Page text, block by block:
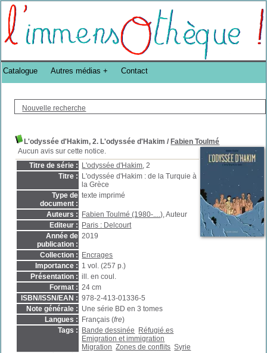
Bibliothèque DoucheFLUX Bibliotheek -->
Nouvelle recherche
L'odyssée d'Hakim, 2. L'odyssée d'Hakim / Fabien Toulmé
Aucun avis sur cette notice.
Titre de série :
L'odyssée d'Hakim, 2
Titre :
L'odyssée d'Hakim : de la Turquie à
la Grèce
Type de
document :
texte imprimé
Auteurs : Fabien Toulmé (1980-....), Auteur
Editeur :
Paris : Delcourt
Année de
publication :
2019
Collection :
Encrages
Importance : 1 vol. (257 p.)
Présentation : ill. en coul.
Format : 24 cm
ISBN/ISSN/EAN : 978-2-413-01336-5
Note générale : Une série BD en 3 tomes
Langues :
Français (fre)
Tags :
Bande dessinée
Réfugié.es
Emigration et immigration
Migration Zones de conflits Syrie
Catalogue Autres médias Contact